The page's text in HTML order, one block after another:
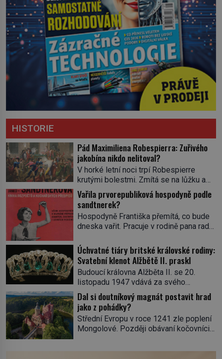
HISTORIE
Pád Maximiliena Robespierra: Zuřivého
jakobína nikdo nelitoval?
V horké letní noci trpí Robespierre
krutými bolestmi. Zmítá se na lůžku a
hlavou mu víří kolotoč myšlenek. Když
se probere z mdlob, vzpomene si na
jednu z pařížských jasnovidek, kterou
před lety navštívil. Prorokovala mu
tragický osud. Tehdy se jí vysmál.
prohlásil o něm jiný významný
francouzský revolucionář, Honoré de
Mirabeau […]
Vařila prvorepubliková hospodyně podle
sandtnerek?
Hospodyně Františka přemítá, co bude
dneska vařit. Pracuje v rodině pana rady
rychle v jedné ze „sandtnerek“.
„Zaplaťpánbůh, že už nemusíme chodit
s lístky,“ povzdechne si směrem ke
služce, kterou má v kuchyni k ruce.
Ještě v prvních letech nové republiky
fungoval kvůli nedostatku zboží
přídělový systém. […]
Úchvatné tiáry britské královské rodiny:
Svatební klenot Alžbětě II. praskl
Budoucí královna Alžběta II. se 20.
listopadu 1947 vdává za svého
vyvoleného Filipa Mountbattena. Aby
měla na obřad ve Westminsteru podle
tradice „něco vypůjčeného“, její matka jí
věnuje jedinečný šperk ze své
soukromé kolekce – diamantovou tiáru
tiára,“ zhodnotil klenot britský politik Sir
Dal si doutníkový magnát postavit hrad
jako z pohádky?
Střední Evropu v roce 1241 zle poplení
Mongolové. Později obávaní kočovníci